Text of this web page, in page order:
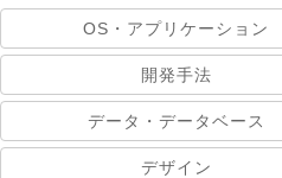
OS・アプリケーション
開発手法
データ・データベース
デザイン